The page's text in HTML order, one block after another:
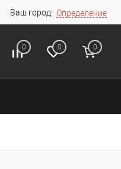
Ваш город: Определение
0 0 0